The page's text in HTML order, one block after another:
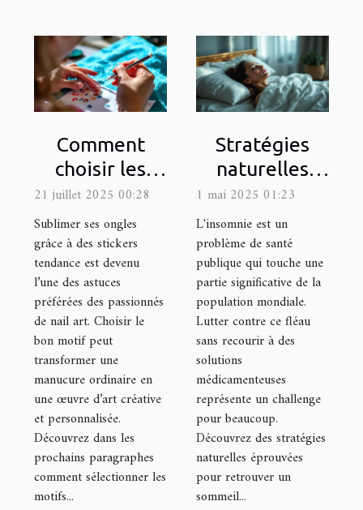
Comment
choisir les
meilleurs
motifs de
stickers pour
sublimer vos
ongles ?
21 juillet 2025 00:28
Sublimer ses ongles
grâce à des stickers
tendance est devenu
l’une des astuces
préférées des passionnés
de nail art. Choisir le
bon motif peut
transformer une
manucure ordinaire en
une œuvre d’art créative
et personnalisée.
Découvrez dans les
prochains paragraphes
comment sélectionner les
motifs...
Stratégies
naturelles
pour
combattre
l'insomnie
sans
médicaments
1 mai 2025 01:23
L'insomnie est un
problème de santé
publique qui touche une
partie significative de la
population mondiale.
Lutter contre ce fléau
sans recourir à des
solutions
médicamenteuses
représente un challenge
pour beaucoup.
Découvrez des stratégies
naturelles éprouvées
pour retrouver un
sommeil...